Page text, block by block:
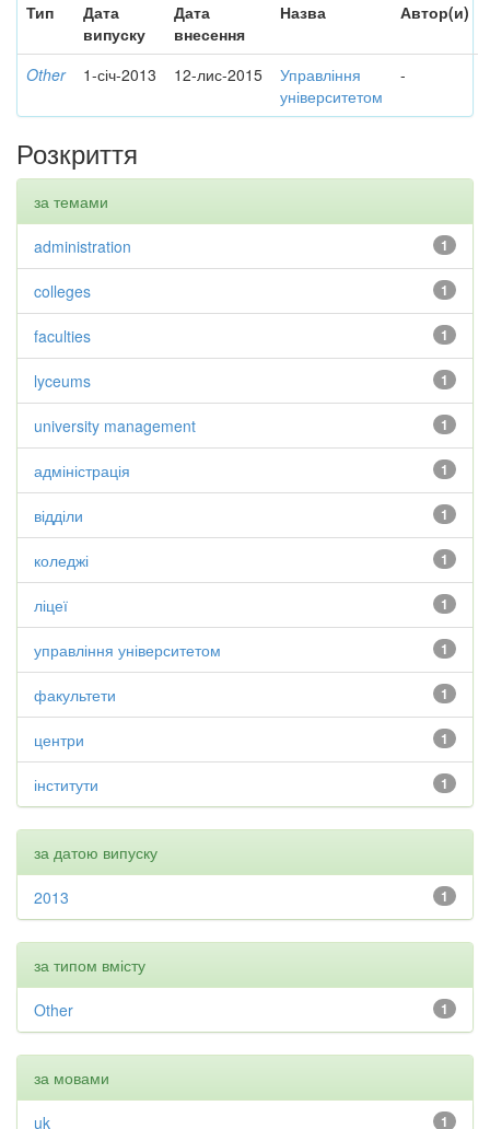
Тип
Дата
випуску
Дата
внесення
Назва Автор(и)
Other 1-січ-2013 12-лис-2015
Управління
університетом
-
Розкриття
за темами
1
administration
1
colleges
1
faculties
1
lyceums
1
university management
1
адміністрація
1
відділи
1
коледжі
1
ліцеї
1
управління університетом
1
факультети
1
центри
1
інститути
за датою випуску
1
2013
за типом вмісту
1
Other
за мовами
1
uk